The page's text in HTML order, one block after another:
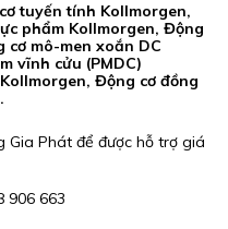
tuyến tính Kollmorgen,
phẩm Kollmorgen, Động
cơ mô-men xoắn DC
vĩnh cửu (PMDC)
Động cơ đồng
Gia Phát để được hỗ trợ giá
906 663